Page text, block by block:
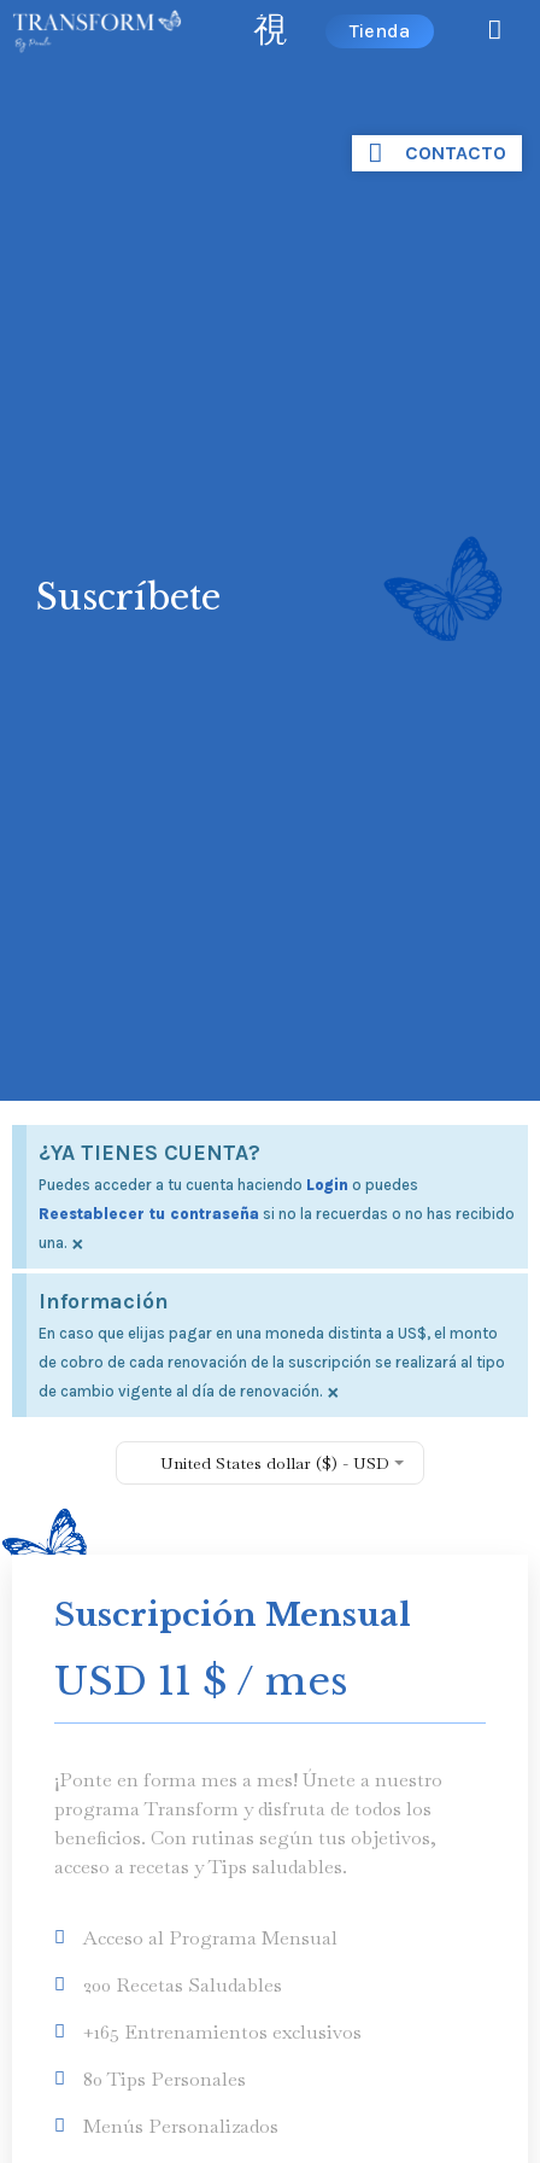
Tienda
CONTACTO
Suscríbete
¿YA TIENES CUENTA?
Puedes acceder a tu cuenta haciendo Login o puedes
Reestablecer tu contraseña si no la recuerdas o no has recibido
una. ×
Información
En caso que elijas pagar en una moneda distinta a US$, el monto
de cobro de cada renovación de la suscripción se realizará al tipo
de cambio vigente al día de renovación. ×
United States dollar ($) - USD
Suscripción Mensual
USD 11 $ / mes
¡Ponte en forma mes a mes! Únete a nuestro
programa Transform y disfruta de todos los
beneficios. Con rutinas según tus objetivos,
acceso a recetas y Tips saludables.
Acceso al Programa Mensual
200 Recetas Saludables
+165 Entrenamientos exclusivos
80 Tips Personales
Menús Personalizados